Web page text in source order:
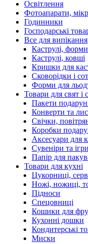
Освітлення
Фотоапарати,
Годинники
Господарські
Все для випікання
Каструлі,
Каструлі, ковші
Кришки для
Сковорідки і
Форми для
Товари для свят і
Пакети
Конверти та
Свічки,
Коробки
Аксесуари для
Сувеніри та
Папір для
Товари для кухні
Цукорниці,
Ножі, ножиці,
Підноси
Спецовниці
Кошики для
Кухонні дошки
Кондитерські
Миски